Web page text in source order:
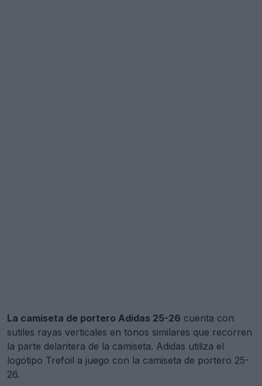
La camiseta de portero Adidas 25-26 cuenta con
sutiles rayas verticales en tonos similares que recorren
la parte delantera de la camiseta. Adidas utiliza el
logotipo Trefoil a juego con la camiseta de portero 25-
26.